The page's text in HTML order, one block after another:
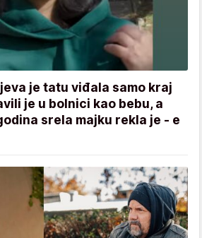
je tatu viđala samo kraj
je u bolnici kao bebu, a
srela majku rekla je - e